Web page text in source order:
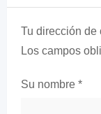
Tu dirección de
Los campos
Su nombre *